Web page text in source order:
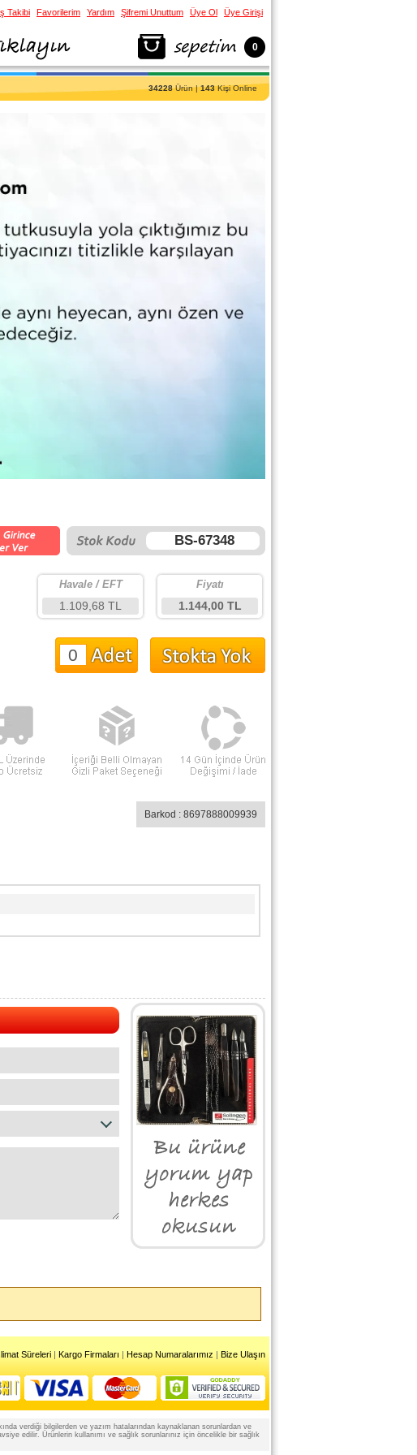
34228Ürün |143Kişi Online
BS-67348
Fiyatı
1.144,00 TL
Havale / EFT
1.109,68 TL
Barkod : 8697888009939
Süreleri | Kargo Firmaları | Hesap Numaralarımız | Bize Ulaşın
verdiği bilgilerden ve yazım hatalarından kaynaklanan sorunlardan ve
edilir. Ürünlerin kullanımı ve sağlık sorunlarınız için öncelikle bir sağlık
Takibi Favorilerim Yardım Şifremi Unuttum Üye Ol Üye Girişi
0